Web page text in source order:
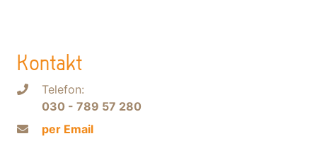
Kontakt
Telefon:
030 - 789 57 280
per Email